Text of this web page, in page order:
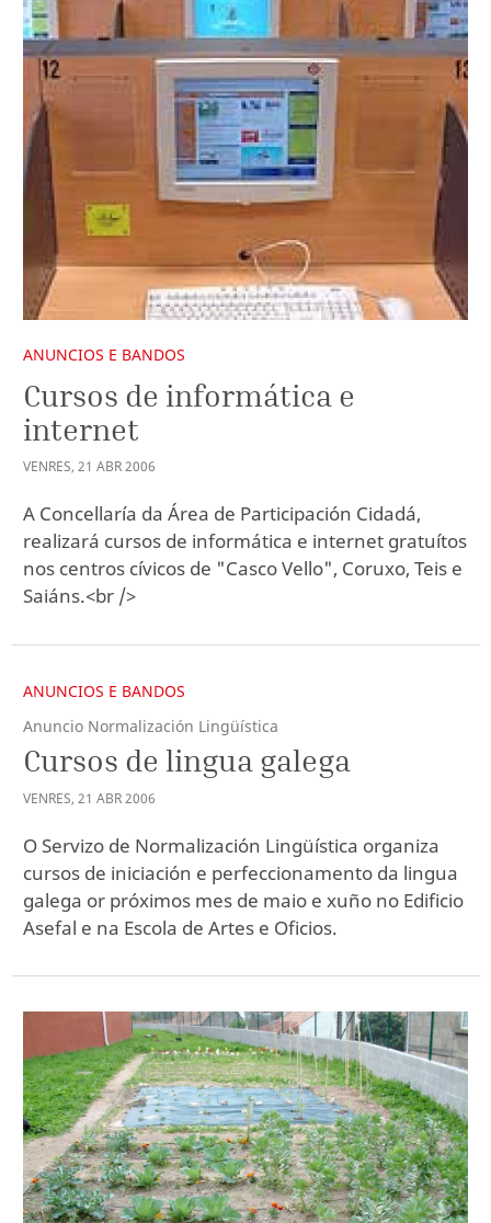
ANUNCIOS E BANDOS
Cursos de informática e
internet
VENRES, 21 ABR2006
A Concellaría da Área de Participación Cidadá,
realizará cursos de informática e internet gratuítos
nos centros cívicos de "Casco Vello", Coruxo, Teis e
Saiáns.<br />
ANUNCIOS E BANDOS
Anuncio Normalización Lingüística
Cursos de lingua galega
VENRES, 21 ABR2006
O Servizo de Normalización Lingüística organiza
cursos de iniciación e perfeccionamento da lingua
galega or próximos mes de maio e xuño no Edificio
Asefal e na Escola de Artes e Oficios.